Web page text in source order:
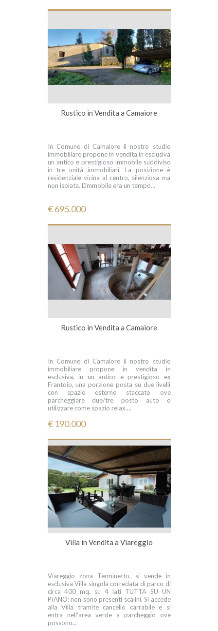
Rustico in Vendita a Camaiore
In Comune di Camaiore il nostro studio
immobiliare propone in vendita in esclusiva
un antico e prestigioso immobile suddiviso
in tre unità immobiliari. La posizione è
residenziale vicina al centro, silenziosa ma
non isolata. L'immobile era un tempo...
€ 695.000
Rustico in Vendita a Camaiore
In Comune di Camaiore il nostro studio
immobiliare propone in vendita in
esclusiva, in un antico e prestigioso ex
Frantoio, una porzione posta su due livelli
con spazio esterno staccato ove
parcheggiare due/tre posto auto o
utilizzare come spazio relax....
€ 190.000
Villa in Vendita a Viareggio
Viareggio zona Terminetto, si vende in
esclusiva Villa singola corredata di parco di
circa 400 mq. su 4 lati TUTTA SU UN
PIANO: non sono presenti scalini. Si accede
alla Villa tramite cancello carrabile e si
entra nell'area verde a parcheggio ove
possono...